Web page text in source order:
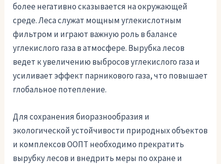
более негативно сказывается на окружающей
среде. Леса служат мощным углекислотным
фильтром и играют важную роль в балансе
углекислого газа в атмосфере. Вырубка лесов
ведет к увеличению выбросов углекислого газа и
усиливает эффект парникового газа, что повышает
глобальное потепление.
Для сохранения биоразнообразия и
экологической устойчивости природных объектов
и комплексов ООПТ необходимо прекратить
вырубку лесов и внедрить меры по охране и